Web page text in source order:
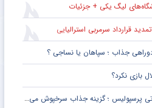
لیگ یکی + جزئیات
قرارداد سرمربی استرالیایی
جذاب ؛ سپاهان یا نساجی ؟
بازی نکرد؟
پرسپولیس ؛ گزینه جذاب سرخپوش می شود؟